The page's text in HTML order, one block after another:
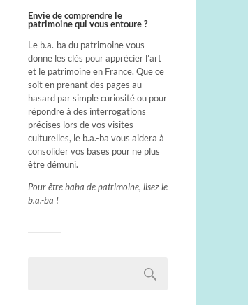
Envie de comprendre le
patrimoine qui vous entoure ?
Le b.a.-ba du patrimoine vous
donne les clés pour apprécier l’art
et le patrimoine en France. Que ce
soit en prenant des pages au
hasard par simple curiosité ou pour
répondre à des interrogations
précises lors de vos visites
culturelles, le b.a.-ba vous aidera à
consolider vos bases pour ne plus
être démuni.
Pour être baba de patrimoine, lisez le
b.a.-ba !